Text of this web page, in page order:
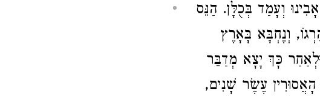
וְעָמַד בְּכֻלָּן. הַנֵּס
וְנֶחְבָּא בָּאָרֶץ
כָּךְ יָצָא מְדַבֵּר
עֶשֶׂר שָׁנִים,